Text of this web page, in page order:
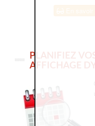
PLANIFIEZ
AFFICHAGE